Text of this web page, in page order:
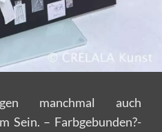
manchmal auch
Sein. – Farbgebunden?-